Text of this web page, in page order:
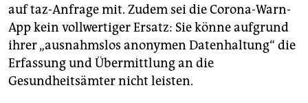
auf taz-Anfrage mit. Zudem sei die Corona-Warn-
App kein vollwertiger Ersatz: Sie könne aufgrund
ihrer „ausnahmslos anonymen Datenhaltung“ die
Erfassung und Übermittlung an die
Gesundheitsämter nicht leisten.